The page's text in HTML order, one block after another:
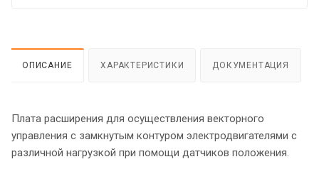
ОПИСАНИЕ ХАРАКТЕРИСТИКИ ДОКУМЕНТАЦИЯ
Плата расширения для осуществления векторного
управления с замкнутым контуром электродвигателями с
различной нагрузкой при помощи датчиков положения.